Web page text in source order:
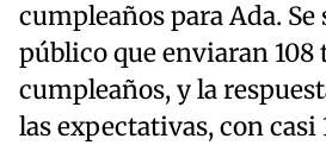
cumpleaños para Ada.
público que enviaran 108
cumpleaños, y la
las expectativas, con